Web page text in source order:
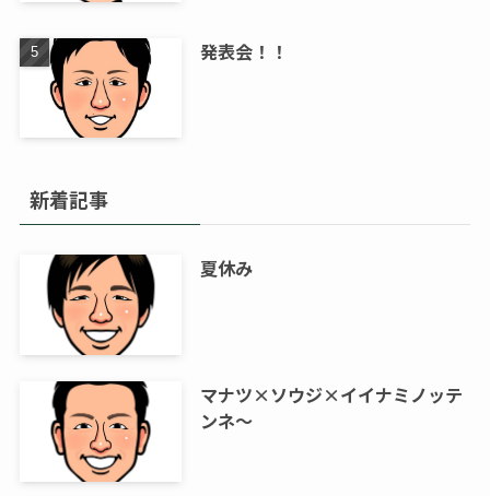
発表会！！
新着記事
夏休み
マナツ×ソウジ×イイナミノッテ
ンネ～